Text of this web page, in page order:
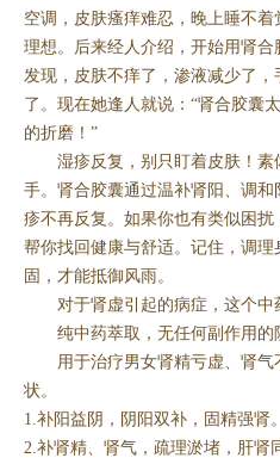
空调，皮肤瘙痒难忍，晚上睡不
理想。后来经人介绍，开始用肾
发现，皮肤不痒了，渗液减少了
了。现在她逢人就说：“肾合胶囊
的折磨！”
湿疹反复，别只盯着皮肤！
手。肾合胶囊通过温补肾阳、调和
疹不再反复。如果你也有类似困
帮你找回健康与舒适。记住，调
固，才能抵御风雨。
对于肾虚引起的病症，这个中
纯中药萃取，无任何副作用
用于治疗男女肾精亏虚、肾
状。
1.补阳益阴，阴阳双补，固精强肾。
2.补肾精、肾气，疏理淤堵，肝肾